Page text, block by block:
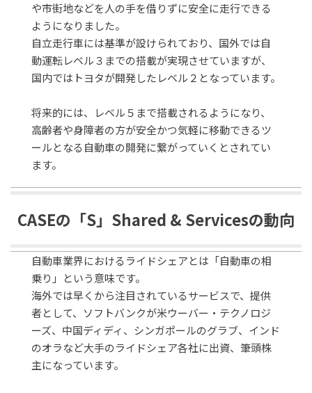
や市街地などを人の手を借りずに安全に走行できる
ようになりました。
自立走行車には基準が設けられており、国外では自
動運転レベル３までの搭載が実現させていますが、
国内ではトヨタが開発したレベル２となっています。
将来的には、レベル５まで搭載されるようになり、
高齢者や身障者の方が安全かつ気軽に移動できるツ
ールとなる自動車の開発に繋がっていくとされてい
ます。
CASEの「S」Shared & Servicesの動向
自動車業界におけるライドシェアとは「自動車の相
乗り」という意味です。
海外では早くから注目されているサービスで、提供
者として、ソフトバンクが米ウーバー・テクノロジ
ーズ、中国ディディ、シンガポールのグラブ、インド
のオラなど大手のライドシェア各社に出資、筆頭株
主になっています。